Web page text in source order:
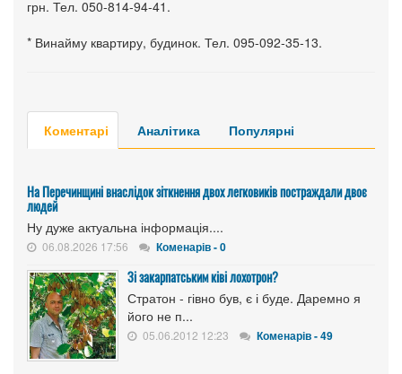
грн. Тел. 050-814-94-41.
* Винайму квартиру, будинок. Тел. 095-092-35-13.
Коментарі Аналітика Популярні
На Перечинщині внаслідок зіткнення двох легковиків постраждали двоє
людей
Ну дуже актуальна інформація....
06.08.2026 17:56 Коменарів - 0
Зі закарпатським ківі лохотрон?
Стратон - гівно був, є і буде. Даремно я
його не п...
05.06.2012 12:23 Коменарів - 49